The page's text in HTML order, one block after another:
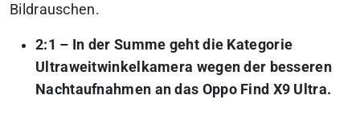
Bildrauschen.
2:1 – In der Summe geht die Kategorie
Ultraweitwinkelkamera wegen der besseren
Nachtaufnahmen an das Oppo Find X9 Ultra.